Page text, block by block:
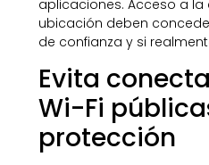
aplicaciones. Acceso a
ubicación deben
de confianza y si
Evita
Wi-Fi
protección